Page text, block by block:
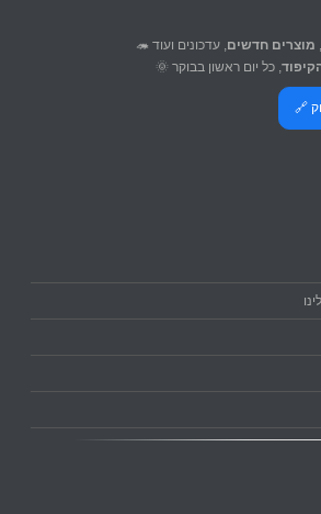
, מוצרים חדשים, עדכונים ועוד 🦔
, כל יום ראשון בבוקר 🌞
🔗